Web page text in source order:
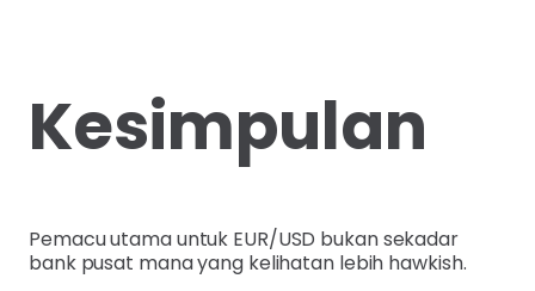
Kesimpulan
Pemacu utama untuk EUR/USD bukan sekadar
bank pusat mana yang kelihatan lebih hawkish.